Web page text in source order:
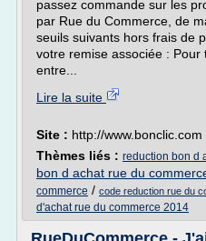
passez commande sur les
par Rue du Commerce, de
seuils suivants hors frais de
votre remise associée :
entre...
Lire la suite
Site : http://www.bonclic.com
Thèmes liés : reduction bon d
bon d achat rue du
commerce / code reduction rue du
d'achat rue du commerce 2014